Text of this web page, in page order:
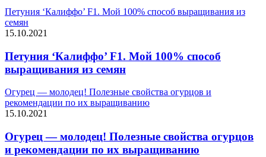
Петуния ‘Калиффо’ F1. Мой 100% способ выращивания из
семян
15.10.2021
Петуния ‘Калиффо’ F1. Мой 100% способ
выращивания из семян
Огурец — молодец! Полезные свойства огурцов и
рекомендации по их выращиванию
15.10.2021
Огурец — молодец! Полезные свойства огурцов
и рекомендации по их выращиванию